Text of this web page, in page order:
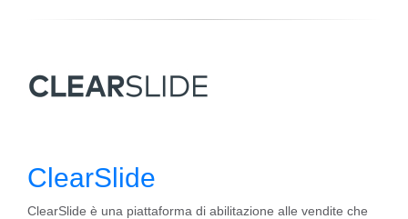
ClearSlide
ClearSlide è una piattaforma di abilitazione alle vendite che